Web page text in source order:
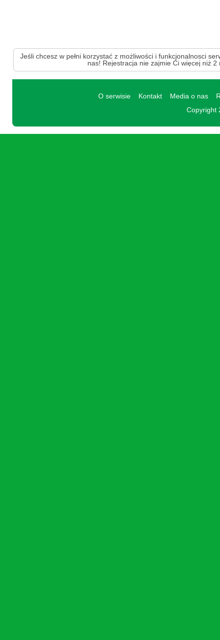
Jeśli chcesz w pełni korzystać z możliwości i funkcjonalnosci
nas! Rejestracja nie zajmie Ci więcej niż 2
O serwisie Kontakt Media o nas
Copyright